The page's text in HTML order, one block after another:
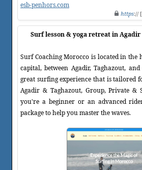
esb-penhors.com
https://
Surf lesson & yoga retreat in Agadir
Surf Coaching Morocco is located in the
capital, between Agadir, Taghazout,
great surfing experience that is tailored
Agadir & Taghazout, Group, Private &
you're a beginner or an advanced
package to help you master the waves.